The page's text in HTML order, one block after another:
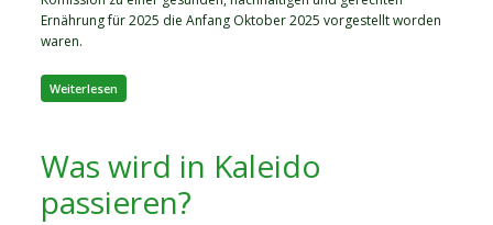
Ernährung für 2025 die Anfang Oktober 2025 vorgestellt worden
waren.
Weiterlesen
Was wird in Kaleido
passieren?